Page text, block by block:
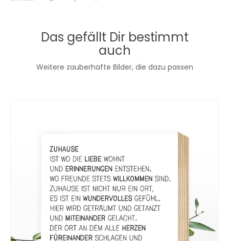
Das gefällt Dir bestimmt
auch
Weitere zauberhafte Bilder, die dazu passen